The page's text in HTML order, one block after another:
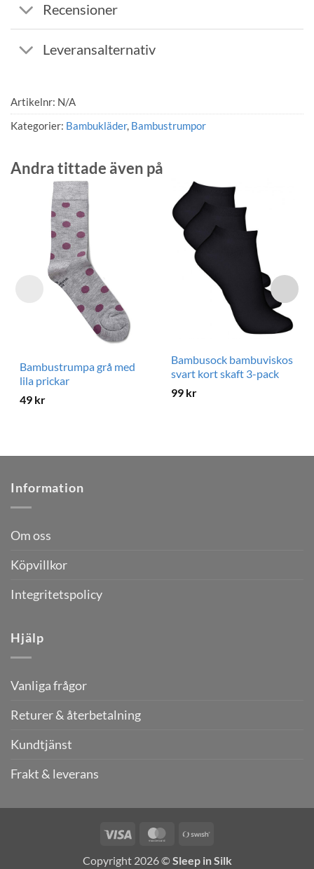
Recensioner
Leveransalternativ
Artikelnr: N/A
Kategorier: Bambukläder, Bambustrumpor
Andra tittade även på
Bambustrumpa grå med
lila prickar
49 kr
Bambusock bambuviskos
svart kort skaft 3-pack
99 kr
Information
Om oss
Köpvillkor
Integritetspolicy
Hjälp
Vanliga frågor
Returer & återbetalning
Kundtjänst
Frakt & leverans
Visa MasterCard
Copyright 2026 ©Sleep in Silk